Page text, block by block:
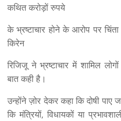
कथित करोड़ों रुपये
के भ्रष्टाचार होने के आरोप पर
किरेन
रिजिजू ने भ्रष्टाचार में शामिल
बात कही है।
उन्होंने ज़ोर देकर कहा कि दोषी पाए
कि मंत्रियों, विधायकों या